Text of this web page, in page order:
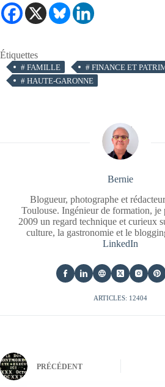
Étiquettes
# FAMILLE # FINANCE ET
# HAUTE-GARONNE
Bernie
Blogueur, photographe et
Toulouse. Ingénieur de formation, je
2009 un regard technique et curieux
culture, la gastronomie et le
LinkedIn
ARTICLES: 12404
PRÉCÉDENT